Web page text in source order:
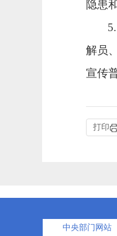
隐患
5
解员
宣传
打印